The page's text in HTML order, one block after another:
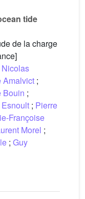
tide
de la charge
Nicolas
Amalvict ;
Bouin ;
; Pierre
Françoise
Morel ;
; Guy